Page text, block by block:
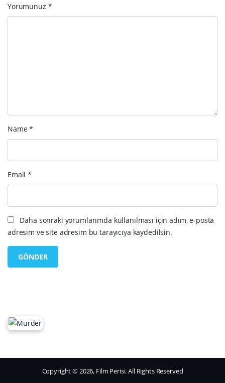
Yorumunuz *
Name*
Email*
Daha sonraki yorumlarımda kullanılması için adım, e-posta
adresim ve site adresim bu tarayıcıya kaydedilsin.
Copyright © 2026, Film Perisi. All Rights Reserved